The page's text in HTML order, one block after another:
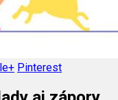
Pinterest